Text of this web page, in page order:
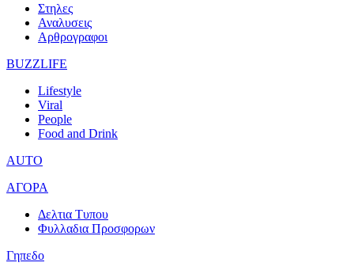
Στηλες
Αναλυσεις
Αρθρογραφοι
BUZZLIFE
Lifestyle
Viral
People
Food and Drink
AUTO
ΑΓΟΡΑ
Δελτια Τυπου
Φυλλαδια Προσφορων
Γηπεδο